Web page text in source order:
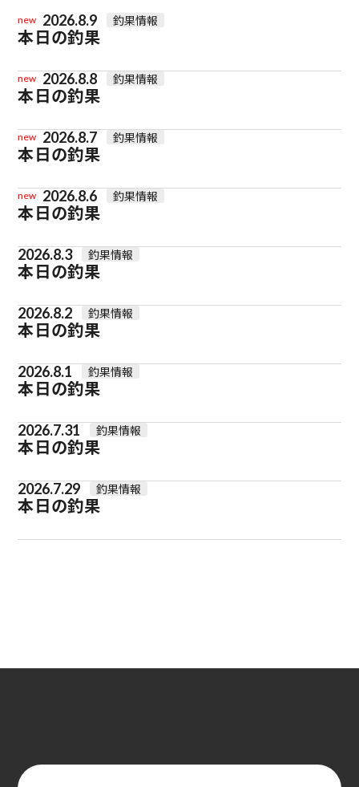
new 2026.8.9 釣果情報
本日の釣果
new 2026.8.8 釣果情報
本日の釣果
new 2026.8.7 釣果情報
本日の釣果
new 2026.8.6 釣果情報
本日の釣果
2026.8.3 釣果情報
本日の釣果
2026.8.2 釣果情報
本日の釣果
2026.8.1 釣果情報
本日の釣果
2026.7.31 釣果情報
本日の釣果
2026.7.29 釣果情報
本日の釣果